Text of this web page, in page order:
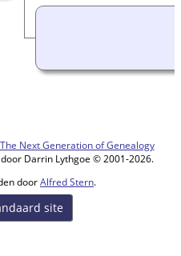
The Next Generation of Genealogy
Darrin Lythgoe © 2001-2026.
doorAlfred Stern.
site